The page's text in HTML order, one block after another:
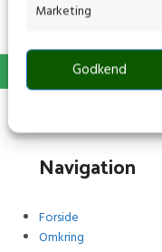
Marketing
Godkend
Navigation
Forside
Omkring